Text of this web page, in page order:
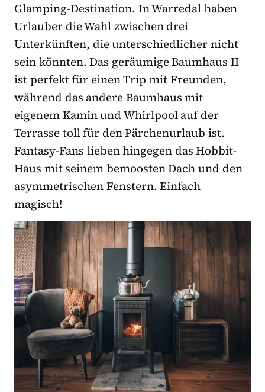
Glamping-Destination. In Warredal haben
Urlauber die Wahl zwischen drei
Unterkünften, die unterschiedlicher nicht
sein könnten. Das geräumige Baumhaus II
ist perfekt für einen Trip mit Freunden,
während das andere Baumhaus mit
eigenem Kamin und Whirlpool auf der
Terrasse toll für den Pärchenurlaub ist.
Fantasy-Fans lieben hingegen das Hobbit-
Haus mit seinem bemoosten Dach und den
asymmetrischen Fenstern. Einfach
magisch!